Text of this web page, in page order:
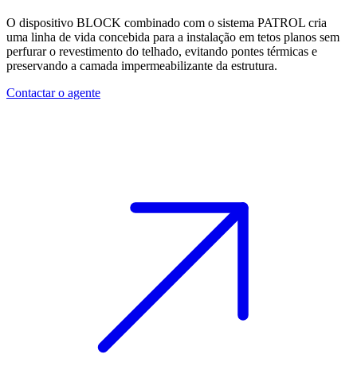
O dispositivo BLOCK combinado com o sistema PATROL cria
uma linha de vida concebida para a instalação em tetos planos sem
perfurar o revestimento do telhado, evitando pontes térmicas e
preservando a camada impermeabilizante da estrutura.
Contactar o agente